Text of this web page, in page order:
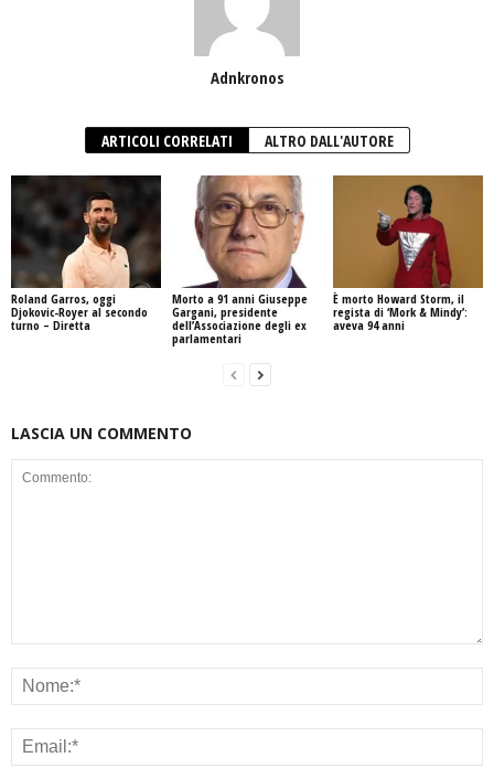
Adnkronos
ARTICOLI CORRELATI ALTRO DALL'AUTORE
Roland Garros, oggi
Djokovic-Royer al secondo
turno – Diretta
Morto a 91 anni Giuseppe
Gargani, presidente
dell’Associazione degli ex
parlamentari
È morto Howard Storm, il
regista di ‘Mork & Mindy’:
aveva 94 anni
LASCIA UN COMMENTO